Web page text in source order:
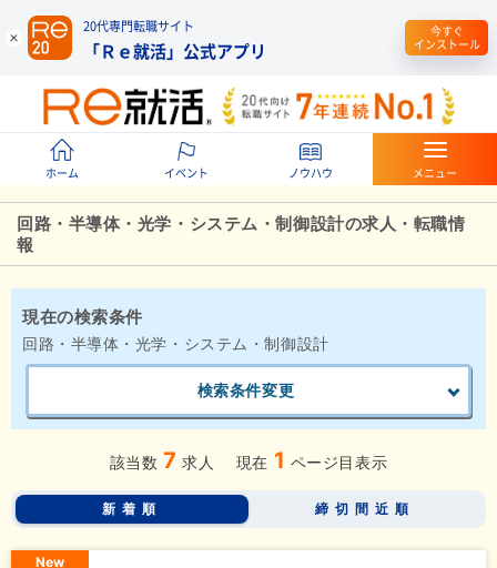
20代専門転職サイト
「Ｒｅ就活」公式アプリ
今すぐ
インストール
ホーム イベント ノウハウ メニュー
回路・半導体・光学・システム・制御設計の求人・転職情
報
現在の検索条件
回路・半導体・光学・システム・制御設計
検索条件変更
該当数 7 求人 現在 1 ページ目表示
新着順 締切間近順
New